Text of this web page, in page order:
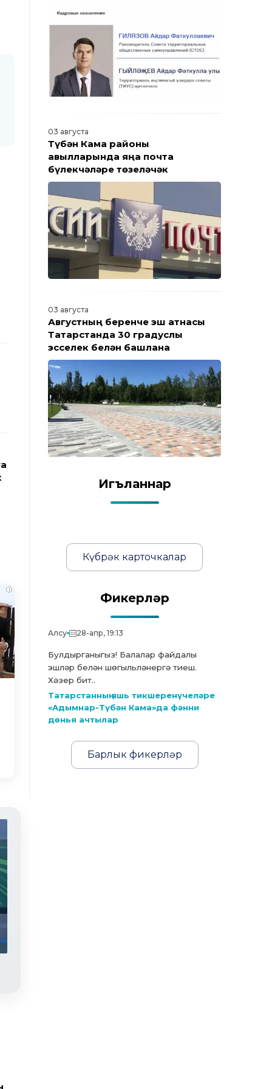
i
Барлык яңалыклар
03 августа
Түбән Кама районы
авылларында яңа почта
бүлекчәләре төзеләчәк
03 августа
Августның беренче эш атнасы
Татарстанда 30 градуслы
эсселек белән башлана
Игъланнар
Күбрәк карточкалар
Фикерләр
Алсу 28-апр, 19:13
Булдырганыгыз! Балалар файдалы
эшләр белән шөгыльләнергә тиеш.
Хәзер бит..
Татарстанның яшь тикшеренүчеләре
«Адымнар-Түбән Кама»да фәнни
дөнья ачтылар
Барлык фикерләр